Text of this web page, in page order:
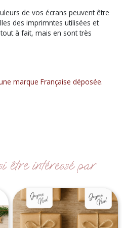
de vos écrans peuvent être
des imprimntes utilisées et
à fait, mais en sont très
marque Française déposée.
être intéressé par